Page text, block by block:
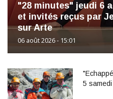
"28 minutes" jeudi 6
et invités reçus par
sur Arte
06 août 2026 - 15:01
5